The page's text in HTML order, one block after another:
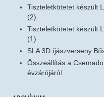
Tiszteletkötetet készült
(2)
Tiszteletkötetet készült
(1)
SLA 3D íjászverseny
Összeállítás a
évzárójáról